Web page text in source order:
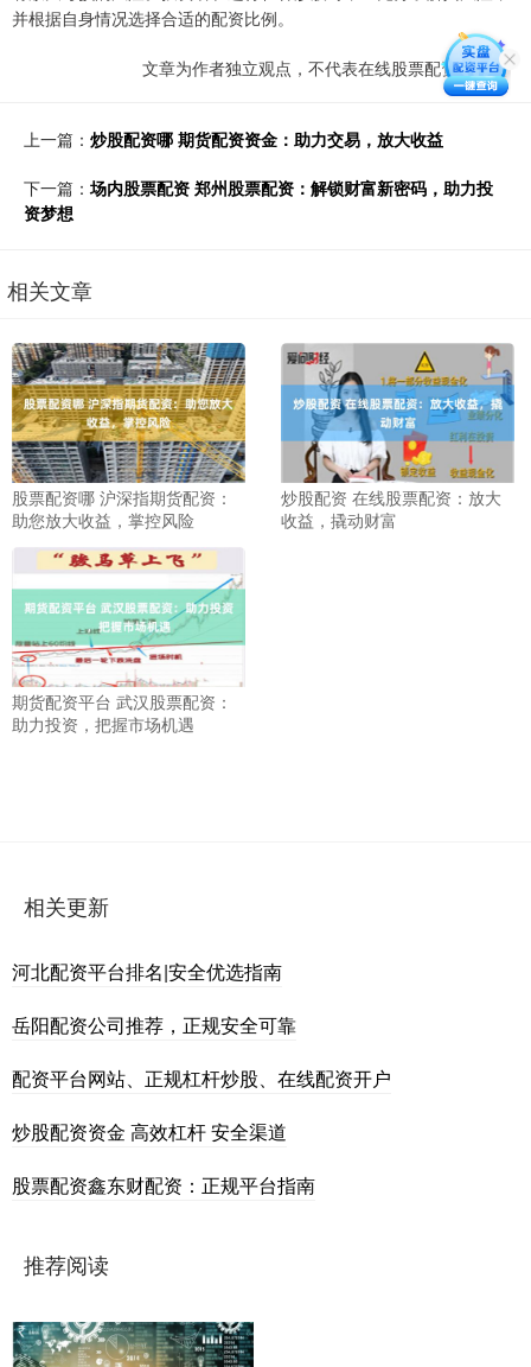
并根据自身情况选择合适的配资比例。
文章为作者独立观点，不代表在线股票配资网观点
上一篇： 炒股配资哪 期货配资资金：助力交易，放大收益
下一篇：场内股票配资 郑州股票配资：解锁财富新密码，助力投
资梦想
相关文章
股票配资哪 沪深指期货配资：
助您放大收益，掌控风险
炒股配资 在线股票配资：放大
收益，撬动财富
期货配资平台 武汉股票配资：
助力投资，把握市场机遇
相关更新
河北配资平台排名|安全优选指南
岳阳配资公司推荐，正规安全可靠
配资平台网站、正规杠杆炒股、在线配资开户
炒股配资资金 高效杠杆 安全渠道
股票配资鑫东财配资：正规平台指南
推荐阅读